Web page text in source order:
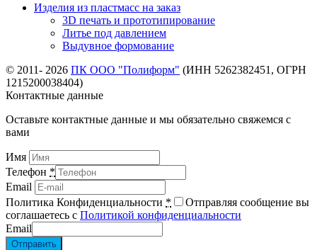
Изделия из пластмасс на заказ
3D печать и прототипирование
Литье под давлением
Выдувное формование
© 2011- 2026 ПК ООО "Полиформ" (ИНН 5262382451, ОГРН
1215200038404)
Контактные данные
Оставьте контактные данные и мы обязательно свяжемся с
вами
Имя
Телефон *
Email
Политика Конфиденциальности *
Отправляя сообщение вы
соглашаетесь с Политикой конфиденциальности
Email
Отправить